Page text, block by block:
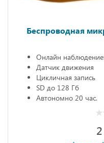
Беспроводная
Онлайн
Датчик движения
Цикличная запись
SD до 128 Гб
Автономно 20 час.